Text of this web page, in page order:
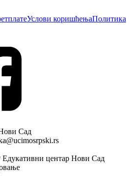
Услови коришћењаПолитика
Сад
центар Нови Сад